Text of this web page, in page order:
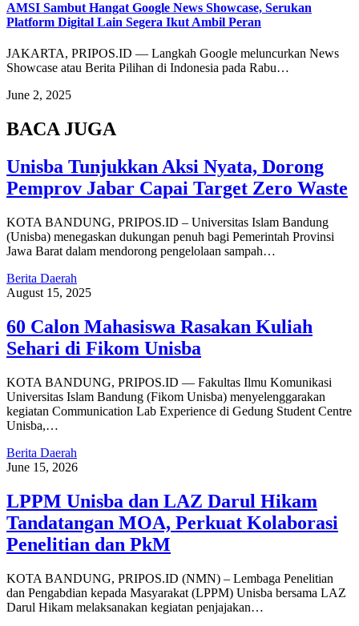
AMSI Sambut Hangat Google News Showcase, Serukan
Platform Digital Lain Segera Ikut Ambil Peran
JAKARTA, PRIPOS.ID — Langkah Google meluncurkan News
Showcase atau Berita Pilihan di Indonesia pada Rabu…
June 2, 2025
BACA JUGA
Unisba Tunjukkan Aksi Nyata, Dorong
Pemprov Jabar Capai Target Zero Waste
KOTA BANDUNG, PRIPOS.ID – Universitas Islam Bandung
(Unisba) menegaskan dukungan penuh bagi Pemerintah Provinsi
Jawa Barat dalam mendorong pengelolaan sampah…
Berita Daerah
August 15, 2025
60 Calon Mahasiswa Rasakan Kuliah
Sehari di Fikom Unisba
KOTA BANDUNG, PRIPOS.ID — Fakultas Ilmu Komunikasi
Universitas Islam Bandung (Fikom Unisba) menyelenggarakan
kegiatan Communication Lab Experience di Gedung Student Centre
Unisba,…
Berita Daerah
June 15, 2026
LPPM Unisba dan LAZ Darul Hikam
Tandatangan MOA, Perkuat Kolaborasi
Penelitian dan PkM
KOTA BANDUNG, PRIPOS.ID (NMN) – Lembaga Penelitian
dan Pengabdian kepada Masyarakat (LPPM) Unisba bersama LAZ
Darul Hikam melaksanakan kegiatan penjajakan…